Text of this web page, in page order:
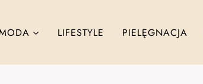
LIFESTYLE PIELĘGNACJA